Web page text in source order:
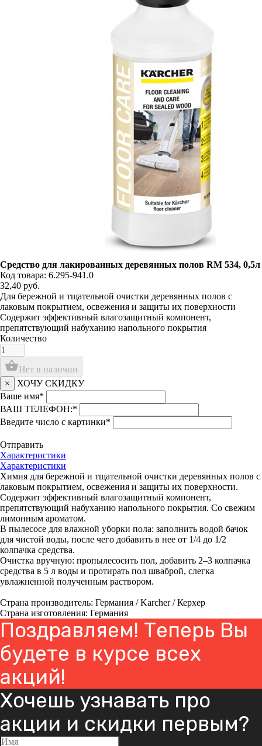
Средство для лакированных деревянных полов RM 534, 0,5л
Код товара: 6.295-941.0
32,40 руб.
Для бережной и тщательной очистки деревянных полов с
лаковым покрытием, освежения и защиты их поверхности
Содержит эффективный влагозащитный компонент,
препятствующий набуханию напольного покрытия
Количество
shopping_basketНет в наличии
×
ХОЧУ СКИДКУ
Ваше имя*
ВАШ ТЕЛЕФОН:*
Введите число с картинки*
Отправить
Характеристики
Характеристики
Химия для бережной и тщательной очистки деревянных полов с
лаковым покрытием, освежения и защиты их поверхности.
Содержит эффективный влагозащитный компонент,
препятствующий набуханию напольного покрытия. Со свежим
лимонным ароматом.
В пылесосе для влажной уборки пола: заполнить водой бачок
для чистой воды, после чего добавить в нее от 1/4 до 1/2
колпачка средства.
Очистка вручную: пропылесосить пол, добавить 2–3 колпачка
средства в 5 л воды и протирать пол шваброй, слегка
увлажненной полученным раствором.
Страна производитель: Германия / Karcher / Керхер
Страна изготовления: Германия
Поздравляем! Теперь Вы
будете в курсе всех
акций!
Хочешь узнавать про
акции и скидки первым?